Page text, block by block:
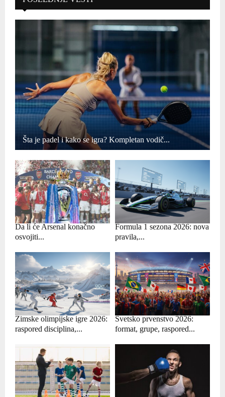
Šta je padel i kako se igra? Kompletan vodič...
Da li će Arsenal konačno
osvojiti...
Formula 1 sezona 2026: nova
pravila,...
Zimske olimpijske igre 2026:
raspored disciplina,...
Svetsko prvenstvo 2026:
format, grupe, raspored...